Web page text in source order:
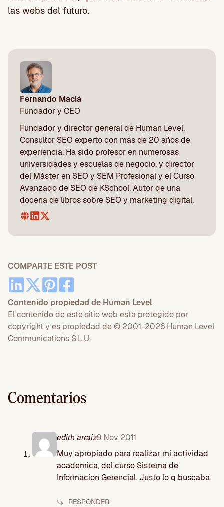
las webs del futuro.
Fernando Maciá
Fundador y CEO
Fundador y director general de Human Level.
Consultor SEO experto con más de 20 años de
experiencia. Ha sido profesor en numerosas
universidades y escuelas de negocio, y director
del Máster en SEO y SEM Profesional y el Curso
Avanzado de SEO de KSchool. Autor de una
docena de libros sobre SEO y marketing digital.
COMPARTE ESTE POST
Contenido propiedad de Human Level
El contenido de este sitio web está protegido por
copyright y es propiedad de © 2001-2026 Human Level
Communications S.L.U.
Comentarios
edith arraiz9 Nov 2011
Muy apropiado para realizar mi actividad
academica, del curso Sistema de
Informacion Gerencial. Justo lo q buscaba
RESPONDER